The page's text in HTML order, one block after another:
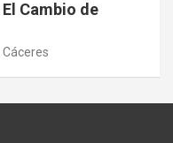
Cambio de